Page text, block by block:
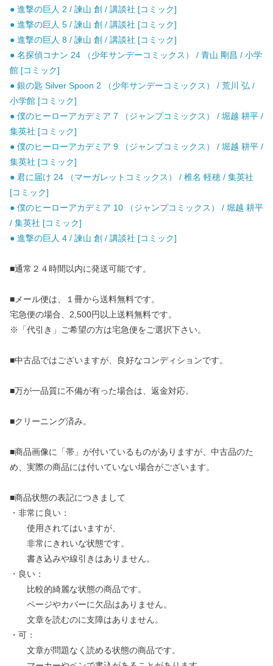
● 進撃の巨人 2 / 諫山 創 / 講談社 [コミック]
● 進撃の巨人 5 / 諫山 創 / 講談社 [コミック]
● 進撃の巨人 8 / 諫山 創 / 講談社 [コミック]
● 名探偵コナン 24 （少年サンデーコミックス） / 青山 剛昌 / 小学
館 [コミック]
● 銀の匙 Silver Spoon 2 （少年サンデーコミックス） / 荒川 弘 /
小学館 [コミック]
● 僕のヒーローアカデミア 7 （ジャンプコミックス） / 堀越 耕平 /
集英社 [コミック]
● 僕のヒーローアカデミア 9 （ジャンプコミックス） / 堀越 耕平 /
集英社 [コミック]
● 君に届け 24 （マーガレットコミックス） / 椎名 軽穂 / 集英社
[コミック]
● 僕のヒーローアカデミア 10 （ジャンプコミックス） / 堀越 耕平
/ 集英社 [コミック]
● 進撃の巨人 4 / 諫山 創 / 講談社 [コミック]
■通常２４時間以内に発送可能です。
■メール便は、１冊から送料無料です。
宅急便の場合、2,500円以上送料無料です。
※「代引き」ご希望の方は宅急便をご選択下さい。
■中古品ではございますが、良好なコンディションです。
■万が一品質に不備が有った場合は、返金対応。
■クリーニング済み。
■商品画像に「帯」が付いているものがありますが、中古品のた
め、実際の商品には付いていない場合がございます。
■商品状態の表記につきまして
・非常に良い：
使用されてはいますが、
非常にきれいな状態です。
書き込みや線引きはありません。
・良い：
比較的綺麗な状態の商品です。
ページやカバーに欠品はありません。
文章を読むのに支障はありません。
・可：
文章が問題なく読める状態の商品です。